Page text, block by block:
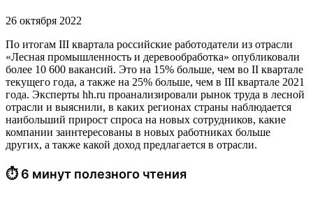
26 октября 2022
По итогам III квартала российские работодатели из отрасли
«Лесная промышленность и деревообработка» опубликовали
более 10 600 вакансий. Это на 15% больше, чем во II квартале
текущего года, а также на 25% больше, чем в III квартале 2021
года. Эксперты hh.ru проанализировали рынок труда в лесной
отрасли и выяснили, в каких регионах страны наблюдается
наибольший прирост спроса на новых сотрудников, какие
компании заинтересованы в новых работниках больше
других, а также какой доход предлагается в отрасли.
⏱ 6 минут полезного чтения